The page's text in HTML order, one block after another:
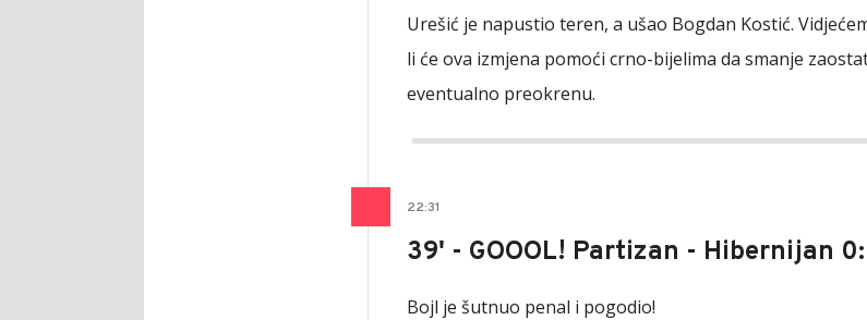
Urešić je napustio teren, a ušao Bogdan Kostić.
li će ova izmjena pomoći crno-bijelima da smanje
eventualno preokrenu.
22:31
39' - GOOOL! Partizan - Hibernijan
Bojl je šutnuo penal i pogodio!